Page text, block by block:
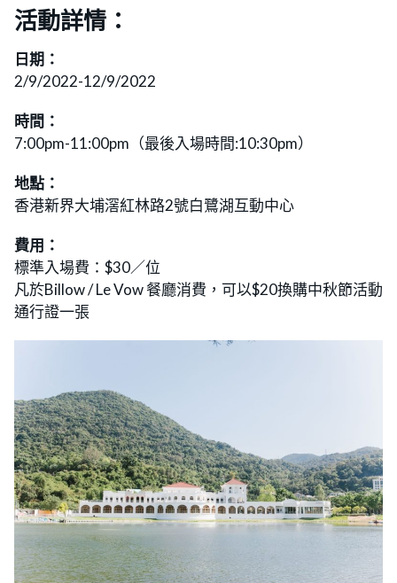
活動詳情：
日期：
2/9/2022-12/9/2022
時間：
7:00pm-11:00pm（最後入場時間:10:30pm）
地點：
香港新界大埔滘紅林路2號白鷺湖互動中心
費用：
標準入場費：$30／位
凡於Billow / Le Vow 餐廳消費，可以$20換購中秋節活動
通行證一張